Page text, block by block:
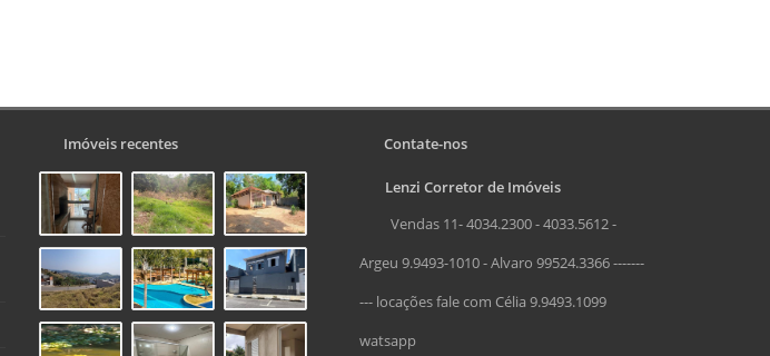
Imóveis recentes Contate-nos
Lenzi Corretor de Imóveis
Vendas 11- 4034.2300 - 4033.5612 -
Argeu 9.9493-1010 - Alvaro 99524.3366 -------
--- locações fale com Célia 9.9493.1099
watsapp